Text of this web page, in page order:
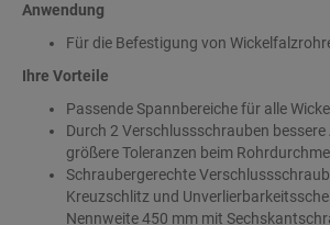
Anwendung
Für die Befestigung von
Ihre Vorteile
Passende Spannbereiche für alle
Durch 2 Verschlussschrauben
größere Toleranzen beim
Schraubergerechte
Kreuzschlitz und
Nennweite 450 mm mit